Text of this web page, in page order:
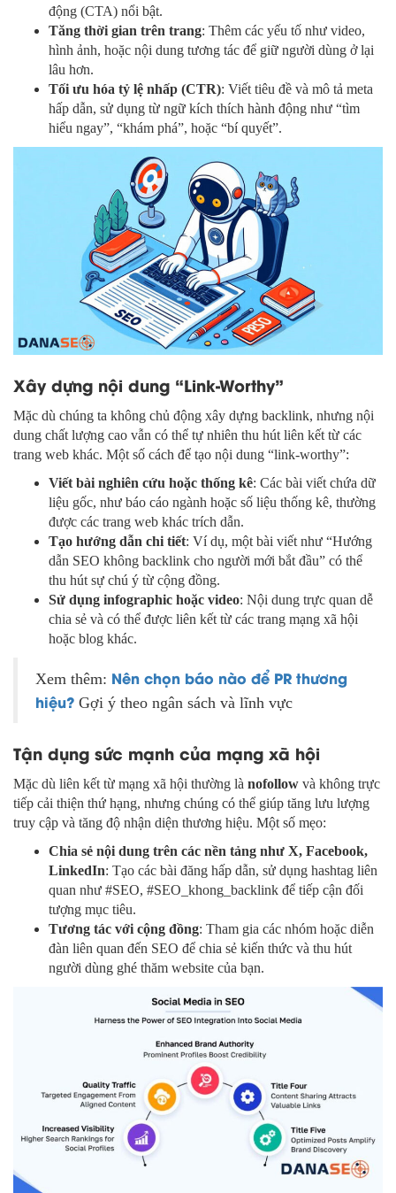
động (CTA) nổi bật.
Tăng thời gian trên trang: Thêm các yếu tố như video,
hình ảnh, hoặc nội dung tương tác để giữ người dùng ở lại
lâu hơn.
Tối ưu hóa tỷ lệ nhấp (CTR): Viết tiêu đề và mô tả meta
hấp dẫn, sử dụng từ ngữ kích thích hành động như “tìm
hiểu ngay”, “khám phá”, hoặc “bí quyết”.
Xây dựng nội dung “Link-Worthy”
Mặc dù chúng ta không chủ động xây dựng backlink, nhưng nội
dung chất lượng cao vẫn có thể tự nhiên thu hút liên kết từ các
trang web khác. Một số cách để tạo nội dung “link-worthy”:
Viết bài nghiên cứu hoặc thống kê: Các bài viết chứa dữ
liệu gốc, như báo cáo ngành hoặc số liệu thống kê, thường
được các trang web khác trích dẫn.
Tạo hướng dẫn chi tiết: Ví dụ, một bài viết như “Hướng
dẫn SEO không backlink cho người mới bắt đầu” có thể
thu hút sự chú ý từ cộng đồng.
Sử dụng infographic hoặc video: Nội dung trực quan dễ
chia sẻ và có thể được liên kết từ các trang mạng xã hội
hoặc blog khác.
Xem thêm: Nên chọn báo nào để PR thương
hiệu? Gợi ý theo ngân sách và lĩnh vực
Tận dụng sức mạnh của mạng xã hội
Mặc dù liên kết từ mạng xã hội thường là nofollow và không trực
tiếp cải thiện thứ hạng, nhưng chúng có thể giúp tăng lưu lượng
truy cập và tăng độ nhận diện thương hiệu. Một số mẹo:
Chia sẻ nội dung trên các nền tảng như X, Facebook,
LinkedIn: Tạo các bài đăng hấp dẫn, sử dụng hashtag liên
quan như #SEO, #SEO_khong_backlink để tiếp cận đối
tượng mục tiêu.
Tương tác với cộng đồng: Tham gia các nhóm hoặc diễn
đàn liên quan đến SEO để chia sẻ kiến thức và thu hút
người dùng ghé thăm website của bạn.